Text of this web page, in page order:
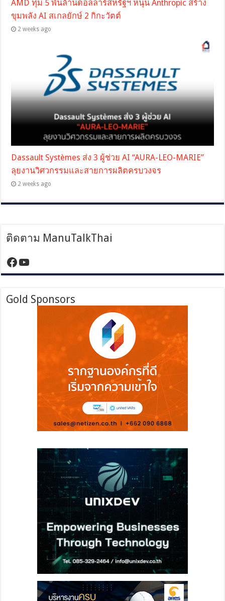
AMD ทุ่ม 5 พันล้านดอลลาร์สหรัฐฯ หนุน Anthropic สร้าง
ขุมพลัง AI สเกลยักษ์ 2 กิกะวัตต์
2 weeks ago
Dassault Systèmes ส่ง 3 ผู้ช่วย AI “AURA-LEO-MARIE”
ลุยงานวิศวกรรมและสายการผลิตครบวงจร
2 weeks ago
ติดตาม ManuTalkThai
https://www.facebook.com/
YouTube
Gold Sponsors